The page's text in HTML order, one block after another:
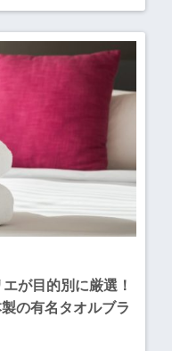
が目的別に厳選！
の有名タオルブラ